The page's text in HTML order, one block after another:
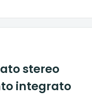
stereo
integrato